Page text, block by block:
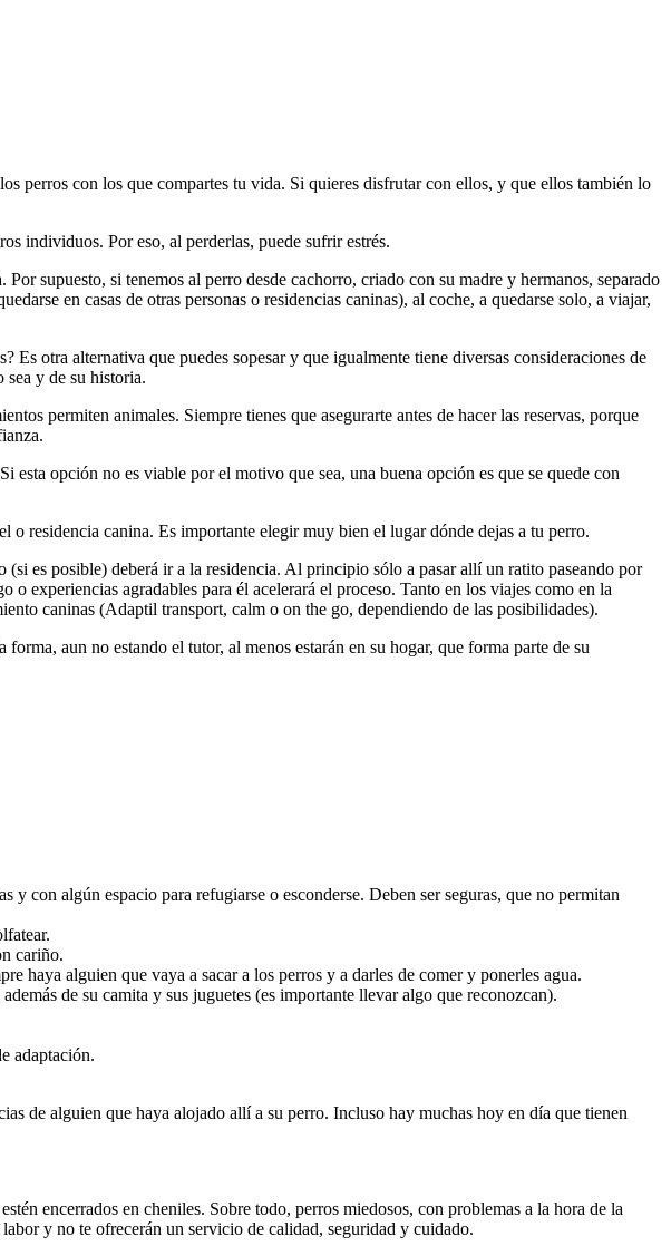
perros con los que compartes tu vida. Si quieres disfrutar con ellos, y que ellos también lo
individuos. Por eso, al perderlas, puede sufrir estrés.
supuesto, si tenemos al perro desde cachorro, criado con su madre y hermanos, separado
en casas de otras personas o residencias caninas), al coche, a quedarse solo, a viajar,
otra alternativa que puedes sopesar y que igualmente tiene diversas consideraciones de
sea y de su historia.
permiten animales. Siempre tienes que asegurarte antes de hacer las reservas, porque
opción no es viable por el motivo que sea, una buena opción es que se quede con
o residencia canina. Es importante elegir muy bien el lugar dónde dejas a tu perro.
es posible) deberá ir a la residencia. Al principio sólo a pasar allí un ratito paseando por
experiencias agradables para él acelerará el proceso. Tanto en los viajes como en la
caninas (Adaptil transport, calm o on the go, dependiendo de las posibilidades).
aun no estando el tutor, al menos estarán en su hogar, que forma parte de su
con algún espacio para refugiarse o esconderse. Deben ser seguras, que no permitan
cariño.
haya alguien que vaya a sacar a los perros y a darles de comer y ponerles agua.
de su camita y sus juguetes (es importante llevar algo que reconozcan).
adaptación.
de alguien que haya alojado allí a su perro. Incluso hay muchas hoy en día que tienen
encerrados en cheniles. Sobre todo, perros miedosos, con problemas a la hora de la
y no te ofrecerán un servicio de calidad, seguridad y cuidado.